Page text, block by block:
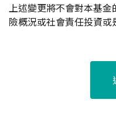
上述變更將不會對本基
險概況或社會責任投資或